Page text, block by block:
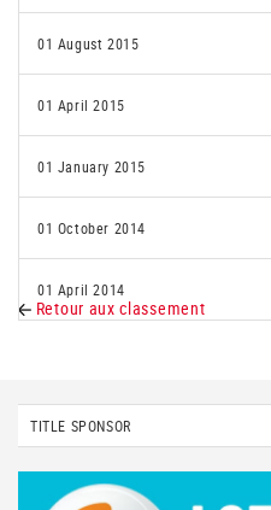
01 August 2015
01 April 2015
01 January 2015
01 October 2014
01 April 2014
Retour aux classement
TITLE SPONSOR